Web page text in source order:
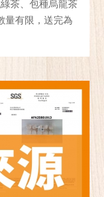
茶、包種烏龍茶
量有限，送完為